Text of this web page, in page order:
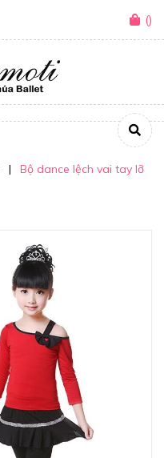
()
|
Bộ dance lệch vai tay lỡ